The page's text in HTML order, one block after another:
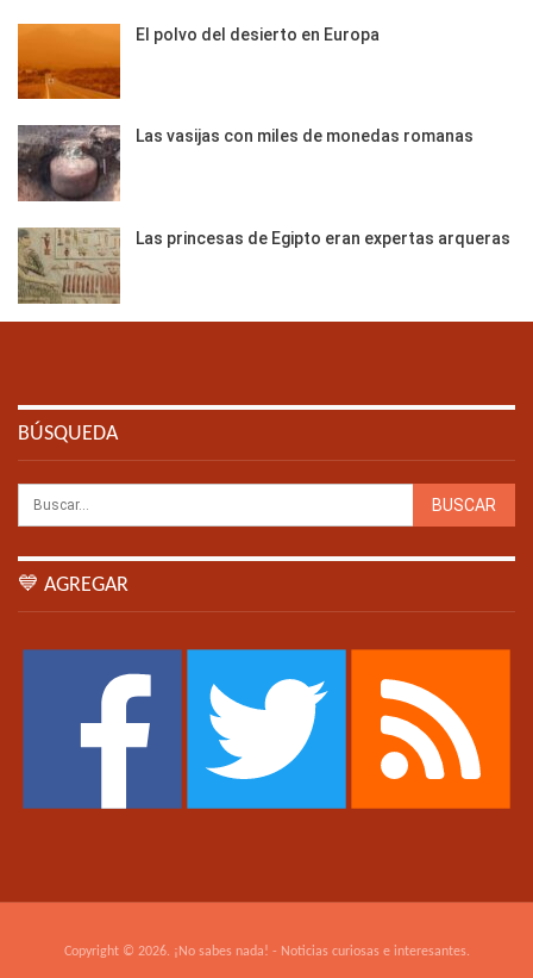
El polvo del desierto en Europa
Las vasijas con miles de monedas romanas
Las princesas de Egipto eran expertas arqueras
BÚSQUEDA
💙 AGREGAR
Copyright © 2026. ¡No sabes nada! - Noticias curiosas e interesantes.